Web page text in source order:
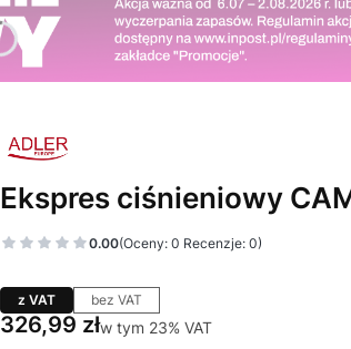
Ekspres ciśnieniowy
0.00(Oceny: 0 Recenzje: 0)
z VAT bez VAT
Cena
326,99 złw tym 23% VAT
w tym 23% VAT